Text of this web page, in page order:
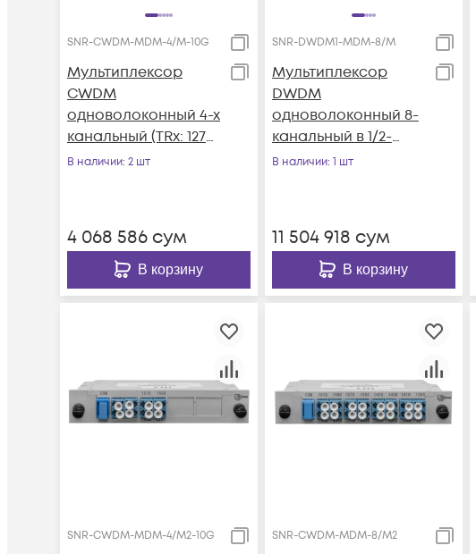
SNR-CWDM-MDM-4/M-10G
Мультиплексор
CWDM
одноволоконный 4-х
канальный (TRx: 1270,
1290, 1310, 1330, 1530,
В наличии: 2 шт
4 068 586 сум
В корзину
SNR-DWDM1-MDM-8/M
Мультиплексор
DWDM
одноволоконный 8-
канальный в 1/2-
слоте
В наличии: 1 шт
11 504 918 сум
В корзину
SNR-CWDM-MDM-4/M2-10G SNR-CWDM-MDM-8/M2